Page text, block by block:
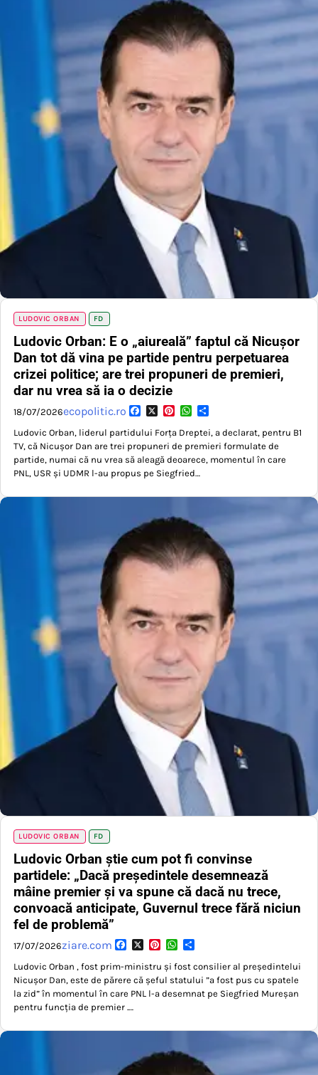
LUDOVIC ORBAN FD
Ludovic Orban: E o „aiureală” faptul că Nicușor
Dan tot dă vina pe partide pentru perpetuarea
crizei politice; are trei propuneri de premieri,
dar nu vrea să ia o decizie
18/07/2026ecopolitic.ro Facebook
X PinterestWhatsApp
Ludovic Orban, liderul partidului Forța Dreptei, a declarat, pentru B1
TV, că Nicușor Dan are trei propuneri de premieri formulate de
partide, numai că nu vrea să aleagă deoarece, momentul în care
PNL, USR şi UDMR l-au propus pe Siegfried…
LUDOVIC ORBAN FD
Ludovic Orban știe cum pot fi convinse
partidele: „Dacă președintele desemnează
mâine premier și va spune că dacă nu trece,
convoacă anticipate, Guvernul trece fără niciun
fel de problemă”
17/07/2026ziare.com Facebook
X PinterestWhatsApp
Ludovic Orban , fost prim-ministru și fost consilier al președintelui
Nicușor Dan, este de părere că șeful statului ”a fost pus cu spatele
la zid” în momentul în care PNL l-a desemnat pe Siegfried Mureșan
pentru funcția de premier .…